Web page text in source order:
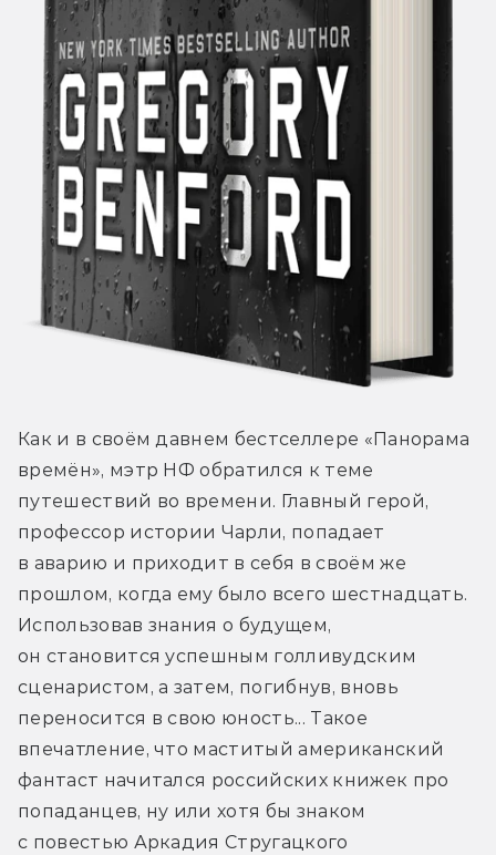
Как и в своём давнем бестселлере «Панорама
времён», мэтр НФ обратился к теме
путешествий во времени. Главный герой,
профессор истории Чарли, попадает
в аварию и приходит в себя в своём же
прошлом, когда ему было всего шестнадцать.
Использовав знания о будущем,
он становится успешным голливудским
сценаристом, а затем, погибнув, вновь
переносится в свою юность... Такое
впечатление, что маститый американский
фантаст начитался российских книжек про
попаданцев, ну или хотя бы знаком
с повестью Аркадия Стругацкого